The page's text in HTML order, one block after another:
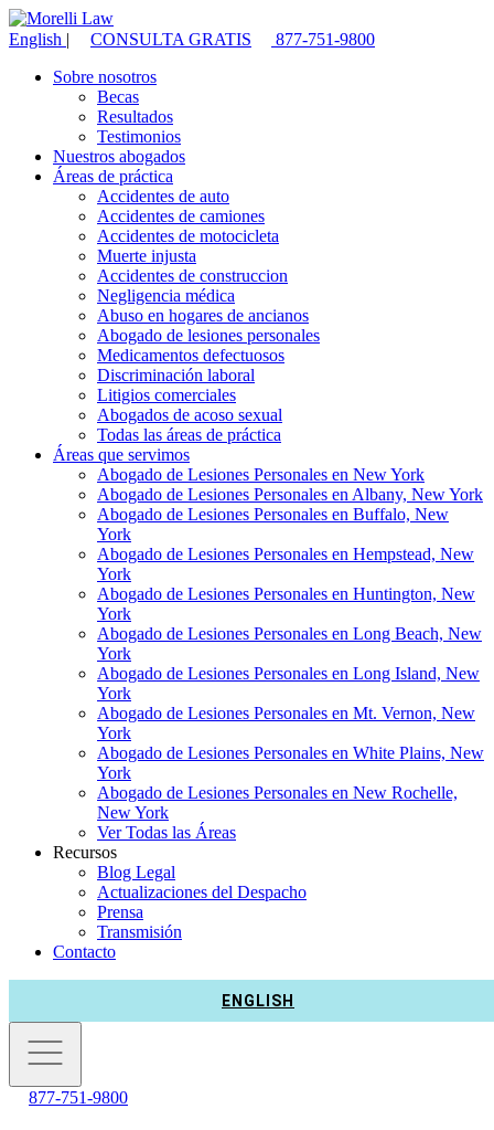
English | CONSULTA GRATIS
877-751-9800
Sobre nosotros
Becas
Resultados
Testimonios
Nuestros abogados
Áreas de práctica
Accidentes de auto
Accidentes de camiones
Accidentes de motocicleta
Muerte injusta
Accidentes de construccion
Negligencia médica
Abuso en hogares de ancianos
Abogado de lesiones personales
Medicamentos defectuosos
Discriminación laboral
Litigios comerciales
Abogados de acoso sexual
Todas las áreas de práctica
Áreas que servimos
Abogado de Lesiones Personales en New York
Abogado de Lesiones Personales en Albany, New York
Abogado de Lesiones Personales en Buffalo, New
York
Abogado de Lesiones Personales en Hempstead, New
York
Abogado de Lesiones Personales en Huntington, New
York
Abogado de Lesiones Personales en Long Beach, New
York
Abogado de Lesiones Personales en Long Island, New
York
Abogado de Lesiones Personales en Mt. Vernon, New
York
Abogado de Lesiones Personales en White Plains, New
York
Abogado de Lesiones Personales en New Rochelle,
New York
Ver Todas las Áreas
Recursos
Blog Legal
Actualizaciones del Despacho
Prensa
Transmisión
Contacto
ENGLISH
877-751-9800